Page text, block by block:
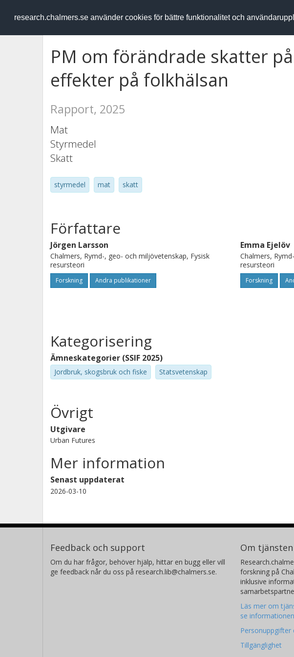
research.chalmers.se använder cookies för bättre funktionalitet och
RESEARCH.chalmers.se
PM om förändrade skatter
effekter på folkhälsan
Rapport, 2025
Mat
Styrmedel
Skatt
styrmedel mat skatt
Författare
Jörgen Larsson
Chalmers, Rymd-, geo- och miljövetenskap, Fysisk
resursteori
Forskning Andra publikationer
Emma Ejelöv
Chalmers,
resursteori
Forskning
Kategorisering
Ämneskategorier (SSIF 2025)
Jordbruk, skogsbruk och fiske Statsvetenskap
Övrigt
Utgivare
Urban Futures
Mer information
Senast uppdaterat
2026-03-10
Feedback och support
Om du har frågor, behöver hjälp, hittar en bugg eller vill
ge feedback når du oss på research.lib@chalmers.se.
Om tjänsten
forskning på
inklusive
Läs mer om
se informationen
Personuppgifter
Tillgänglighet